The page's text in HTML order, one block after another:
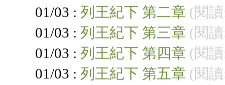
01/03 : 列王紀下 第二章 (閱
01/03 : 列王紀下 第三章 (閱
01/03 : 列王紀下 第四章 (閱
01/03 : 列王紀下 第五章 (閱